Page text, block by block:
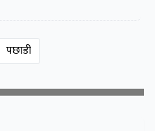
पछाडी